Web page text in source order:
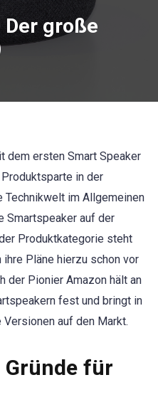
große
dem ersten Smart Speaker
in der
Technikwelt im Allgemeinen
Smartspeaker auf der
Produktkategorie steht
Pläne hierzu schon vor
der Pionier Amazon hält an
fest und bringt in
auf den Markt.
Gründe für